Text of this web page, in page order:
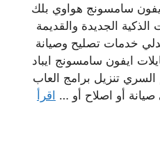
سامسونج هواوي بلك
الجديدة والقديمة
خدمات تصليح وصيانة
ايفون سامسونج ايباد
تنزيل برامج العاب
أو اصلاح أو … اقرأ